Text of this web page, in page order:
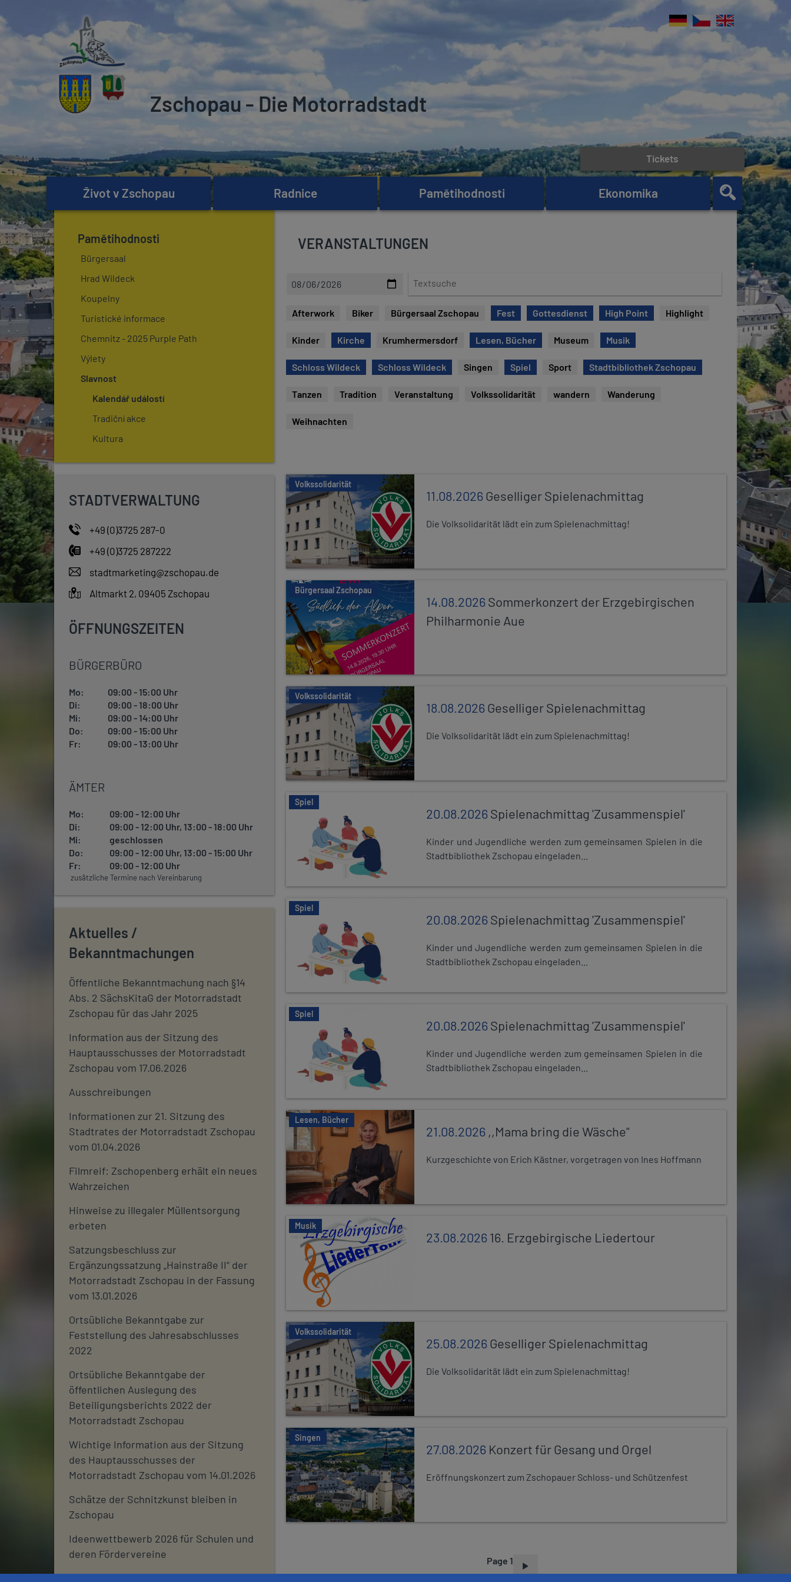
Zschopau - Die Motorradstadt
Život v Zschopau Radnice Pamětihodnosti Ekonomika
Tickets
Pamětihodnosti
Bürgersaal
Hrad Wildeck
Koupelny
Turistické informace
Chemnitz - 2025 Purple Path
Výlety
Slavnost
Kalendář událostí
Tradiční akce
Kultura
STADTVERWALTUNG
+49 (0)3725 287-0
+49 (0)3725 287222
stadtmarketing@zschopau.de
Altmarkt 2, 09405 Zschopau
ÖFFNUNGSZEITEN
BÜRGERBÜRO
Mo:
09:00 - 15:00 Uhr
Di:
09:00 - 18:00 Uhr
Mi:
09:00 - 14:00 Uhr
Do:
09:00 - 15:00 Uhr
Fr:
09:00 - 13:00 Uhr
ÄMTER
Mo:
09:00 - 12:00 Uhr
Di:
09:00 - 12:00 Uhr, 13:00 - 18:00 Uhr
Mi:
geschlossen
Do:
09:00 - 12:00 Uhr, 13:00 - 15:00 Uhr
Fr:
09:00 - 12:00 Uhr
zusätzliche Termine nach Vereinbarung
Aktuelles /
Bekanntmachungen
Öffentliche Bekanntmachung nach §14
Abs. 2 SächsKitaG der Motorradstadt
Zschopau für das Jahr 2025
Information aus der Sitzung des
Hauptausschusses der Motorradstadt
Zschopau vom 17.06.2026
Ausschreibungen
Informationen zur 21. Sitzung des
Stadtrates der Motorradstadt Zschopau
vom 01.04.2026
Filmreif: Zschopenberg erhält ein neues
Wahrzeichen
Hinweise zu illegaler Müllentsorgung
erbeten
Satzungsbeschluss zur
Ergänzungssatzung „Hainstraße II“ der
Motorradstadt Zschopau in der Fassung
vom 13.01.2026
Ortsübliche Bekanntgabe zur
Feststellung des Jahresabschlusses
2022
Ortsübliche Bekanntgabe der
öffentlichen Auslegung des
Beteiligungsberichts 2022 der
Motorradstadt Zschopau
Wichtige Information aus der Sitzung
des Hauptausschusses der
Motorradstadt Zschopau vom 14.01.2026
Schätze der Schnitzkunst bleiben in
Zschopau
Ideenwettbewerb 2026 für Schulen und
deren Fördervereine
Stadtjournal 2026: Wir suchen euch
VERANSTALTUNGEN
t
u
h
Afterwork Biker Bürgersaal Zschopau Fest Gottesdienst High Point Highlight
Kinder Kirche Krumhermersdorf Lesen, Bücher Museum Musik
Schloss Wildeck Schloss Wildeck Singen Spiel Sport Stadtbibliothek Zschopau
Tanzen Tradition Veranstaltung Volkssolidarität wandern Wanderung
Weihnachten
Volkssolidarität
11.08.2026Geselliger Spielenachmittag
Die Volksolidarität lädt ein zum Spielenachmittag!
Bürgersaal Zschopau
14.08.2026Sommerkonzert der Erzgebirgischen
Philharmonie Aue
Volkssolidarität
18.08.2026Geselliger Spielenachmittag
Die Volksolidarität lädt ein zum Spielenachmittag!
Spiel
20.08.2026Spielenachmittag 'Zusammenspiel'
Kinder und Jugendliche werden zum gemeinsamen Spielen in die
Stadtbibliothek Zschopau eingeladen...
Spiel
20.08.2026Spielenachmittag 'Zusammenspiel'
Kinder und Jugendliche werden zum gemeinsamen Spielen in die
Stadtbibliothek Zschopau eingeladen...
Spiel
20.08.2026Spielenachmittag 'Zusammenspiel'
Kinder und Jugendliche werden zum gemeinsamen Spielen in die
Stadtbibliothek Zschopau eingeladen...
Lesen, Bücher
21.08.2026 ,,Mama bring die Wäsche"
Kurzgeschichte von Erich Kästner, vorgetragen von Ines Hoffmann
Musik
23.08.202616. Erzgebirgische Liedertour
Volkssolidarität
25.08.2026Geselliger Spielenachmittag
Die Volksolidarität lädt ein zum Spielenachmittag!
Singen
27.08.2026 Konzert für Gesang und Orgel
Eröffnungskonzert zum Zschopauer Schloss- und Schützenfest
P
Page 1